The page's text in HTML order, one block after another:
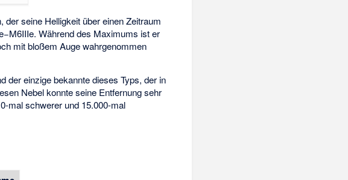
der seine Helligkeit über einen Zeitraum
Während des Maximums ist er
mit bloßem Auge wahrgenommen
der einzige bekannte dieses Typs, der in
Nebel konnte seine Entfernung sehr
mal schwerer und 15.000-mal